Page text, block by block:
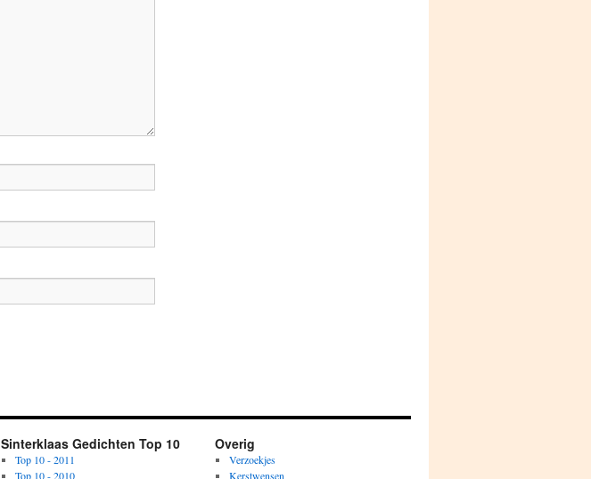
Sinterklaas Gedichten Top 10
Top 10 - 2011
Top 10 - 2010
Overig
Verzoekjes
Kerstwensen